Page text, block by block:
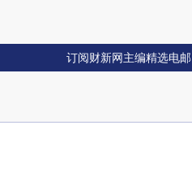
订阅财新网主编精选电邮